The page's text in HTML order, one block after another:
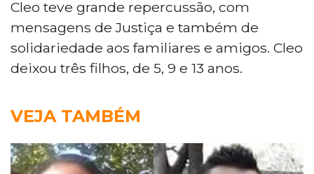
Cleo teve grande repercussão, com
mensagens de Justiça e também de
solidariedade aos familiares e amigos. Cleo
deixou três filhos, de 5, 9 e 13 anos.
VEJA TAMBÉM